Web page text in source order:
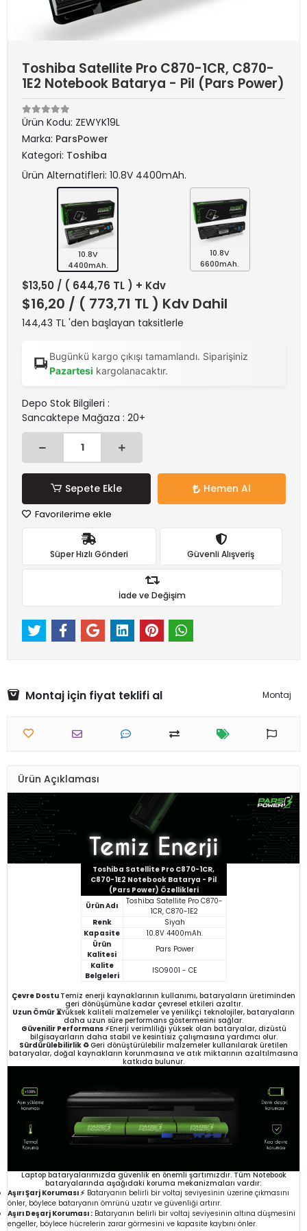
Toshiba Satellite Pro C870-1CR, C870-
1E2 Notebook Batarya - Pil (Pars Power)
Ürün Kodu: ZEWYK19L
Marka: ParsPower
Kategori: Toshiba
Ürün Alternatifleri: 10.8V 4400mAh.
10.8V
4400mAh.
10.8V
6600mAh.
$13,50 / ( 644,76 TL ) + Kdv
$16,20 / ( 773,71 TL ) Kdv Dahil
144,43 TL 'den başlayan taksitlerle
Bugünkü kargo çıkışı tamamlandı. Siparişiniz
Pazartesi kargolanacaktır.
Depo Stok Bilgileri :
Sancaktepe Mağaza : 20+
Sepete Ekle Hemen Al
Favorilerime ekle
Süper Hızlı Gönderi Güvenli Alışveriş
İade ve Değişim
Montaj için fiyat teklifi al Montaj
Ürün Açıklaması
Toshiba Satellite Pro C870-1CR,
C870-1E2 Notebook Batarya - Pil
(Pars Power) Özellikleri
Ürün Adı
Toshiba Satellite Pro C870-
1CR, C870-1E2
Renk
Siyah
Kapasite
10.8V 4400mAh.
Ürün
Kalitesi
Pars Power
Kalite
Belgeleri
ISO9001 - CE
Çevre Dostu Temiz enerji kaynaklarının kullanımı, bataryaların üretiminden
geri dönüşümüne kadar çevresel etkileri azaltır.
Uzun Ömür ⏳Yüksek kaliteli malzemeler ve yenilikçi teknolojiler, bataryaların
daha uzun süre performans göstermesini sağlar.
Güvenilir Performans ⚡Enerji verimliliği yüksek olan bataryalar, dizüstü
bilgisayarların daha stabil ve kesintisiz çalışmasına yardımcı olur.
Sürdürülebilirlik ♻️Geri dönüştürülebilir malzemeler kullanılarak üretilen
bataryalar, doğal kaynakların korunmasına ve atık miktarının azaltılmasına
katkıda bulunur.
Laptop bataryalarımızda güvenlik en önemli şartımızdır. Tüm Notebook
bataryalarında aşağıdaki koruma mekanizmaları vardır:
Aşırı Şarj Koruması ⚡ Bataryanın belirli bir voltaj seviyesinin üzerine çıkmasını
önler, böylece bataryanın ömrünü uzatır ve güvenliği artırır.
Aşırı Deşarj Koruması : Bataryanın belirli bir voltaj seviyesinin altına düşmesini
engeller, böylece hücrelerin zarar görmesini ve kapasite kaybını önler.